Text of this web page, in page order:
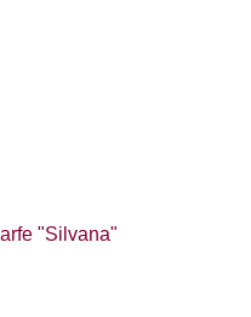
"Silvana"